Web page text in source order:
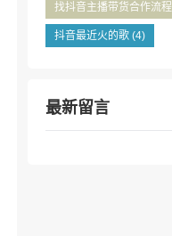
找抖音主播带货合作流程
抖音最近火的歌(4)
最新留言